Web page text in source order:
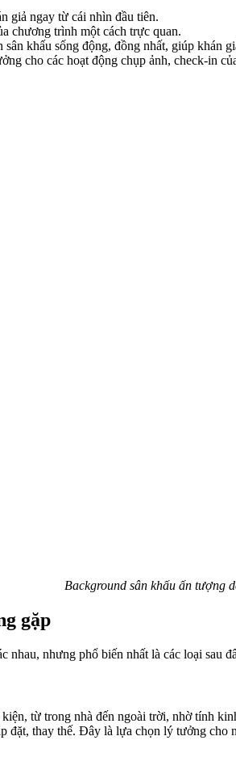
giả ngay từ cái nhìn đầu tiên.
chương trình một cách trực quan.
khấu sống động, đồng nhất, giúp khán
cho các hoạt động chụp ảnh, check-in
Background sân khấu ấn tượng
gặp
nhau, nhưng phổ biến nhất là các loại sau
từ trong nhà đến ngoài trời, nhờ tính
đặt, thay thế. Đây là lựa chọn lý tưởng cho